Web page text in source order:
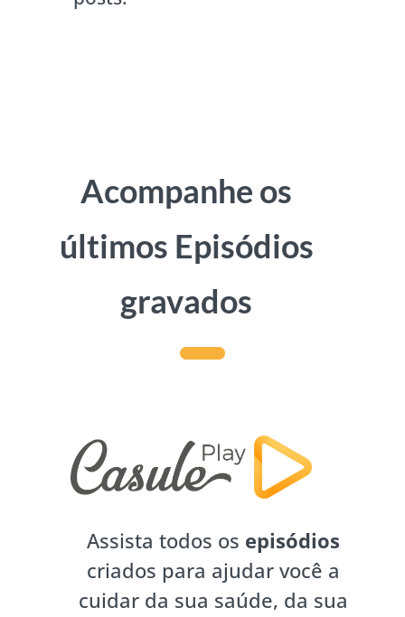
Acompanhe os
últimos Episódios
gravados
Assista todos os episódios
criados para ajudar você a
cuidar da sua saúde, da sua